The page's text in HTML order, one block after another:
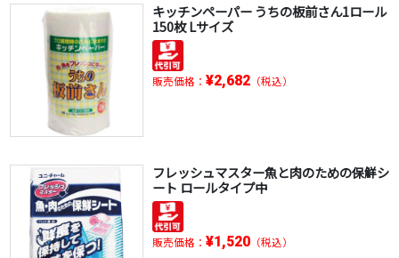
キッチンペーパー うちの板前さん1ロール
150枚 Lサイズ
販売価格： ¥2,682（税込）
フレッシュマスター魚と肉のための保鮮シ
ート ロールタイプ中
販売価格： ¥1,520（税込）